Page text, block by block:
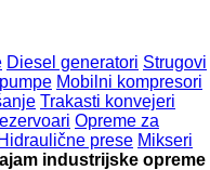
Diesel generatori Strugovi
Mobilni kompresori
Trakasti konvejeri
Opreme za
Hidraulične prese Mikseri
industrijske opreme